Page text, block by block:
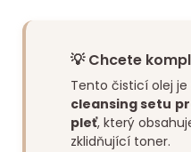
💡 Chcete
Tento čisticí olej
cleansing setu
pleť, který
zklidňující toner.